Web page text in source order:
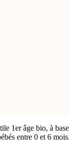
1er âge bio, à
entre 0 et 6